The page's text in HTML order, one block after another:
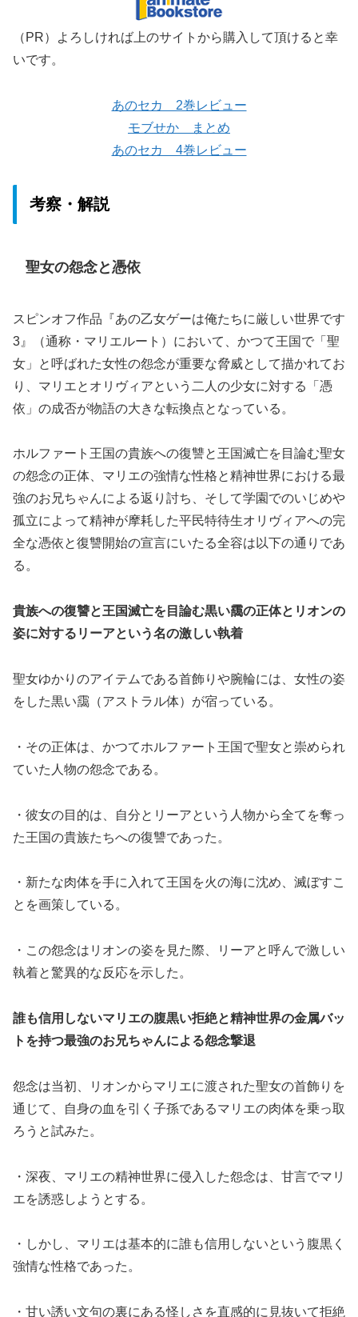
（PR）よろしければ上のサイトから購入して頂けると幸
いです。
あのセカ 2巻レビュー
モブせか まとめ
あのセカ 4巻レビュー
考察・解説
聖女の怨念と憑依
スピンオフ作品『あの乙女ゲーは俺たちに厳しい世界です
3』（通称・マリエルート）において、かつて王国で「聖
女」と呼ばれた女性の怨念が重要な脅威として描かれてお
り、マリエとオリヴィアという二人の少女に対する「憑
依」の成否が物語の大きな転換点となっている。
ホルファート王国の貴族への復讐と王国滅亡を目論む聖女
の怨念の正体、マリエの強情な性格と精神世界における最
強のお兄ちゃんによる返り討ち、そして学園でのいじめや
孤立によって精神が摩耗した平民特待生オリヴィアへの完
全な憑依と復讐開始の宣言にいたる全容は以下の通りであ
る。
貴族への復讐と王国滅亡を目論む黒い靄の正体とリオンの
姿に対するリーアという名の激しい執着
聖女ゆかりのアイテムである首飾りや腕輪には、女性の姿
をした黒い靄（アストラル体）が宿っている。
・その正体は、かつてホルファート王国で聖女と崇められ
ていた人物の怨念である。
・彼女の目的は、自分とリーアという人物から全てを奪っ
た王国の貴族たちへの復讐であった。
・新たな肉体を手に入れて王国を火の海に沈め、滅ぼすこ
とを画策している。
・この怨念はリオンの姿を見た際、リーアと呼んで激しい
執着と驚異的な反応を示した。
誰も信用しないマリエの腹黒い拒絶と精神世界の金属バッ
トを持つ最強のお兄ちゃんによる怨念撃退
怨念は当初、リオンからマリエに渡された聖女の首飾りを
通じて、自身の血を引く子孫であるマリエの肉体を乗っ取
ろうと試みた。
・深夜、マリエの精神世界に侵入した怨念は、甘言でマリ
エを誘惑しようとする。
・しかし、マリエは基本的に誰も信用しないという腹黒く
強情な性格であった。
・甘い誘い文句の裏にある怪しさを直感的に見抜いて拒絶